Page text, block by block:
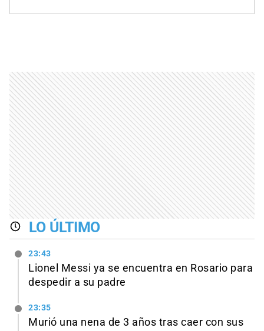
LO ÚLTIMO
23:43
Lionel Messi ya se encuentra en Rosario para
despedir a su padre
23:35
Murió una nena de 3 años tras caer con sus